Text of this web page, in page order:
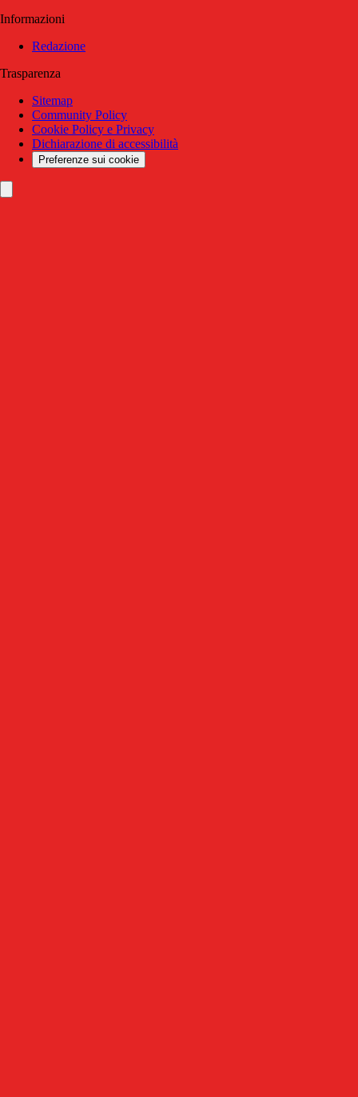
Informazioni
Redazione
Trasparenza
Sitemap
Community Policy
Cookie Policy e Privacy
Dichiarazione di accessibilità
Preferenze sui cookie